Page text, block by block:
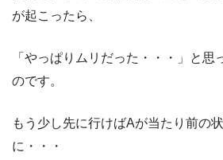
が起こったら、
「やっぱりムリだった・・・」と思
のです。
もう少し先に行けばAが当たり前の
に・・・